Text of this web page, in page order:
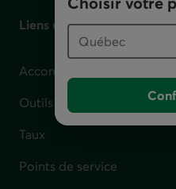
Liens utiles
Accompagnement en cas
Outils et calculateurs
Taux
Points de service